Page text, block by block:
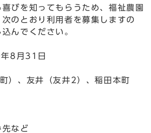
びを知ってもらうため、福祉農園
のとおり利用者を募集しますの
んでください。
8月31日
）、友井（友井2）、稲田本町
先など